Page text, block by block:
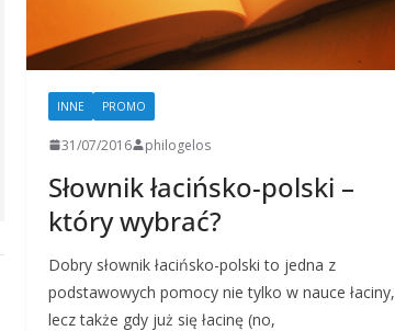
INNE PROMO
31/07/2016 philogelos
Słownik łacińsko-polski –
który wybrać?
Dobry słownik łacińsko-polski to jedna z
podstawowych pomocy nie tylko w nauce łaciny,
lecz także gdy już się łacinę (no,